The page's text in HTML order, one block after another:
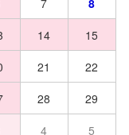
14
15
21
22
28
29
4 5